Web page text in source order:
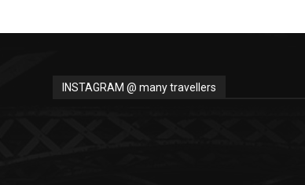
INSTAGRAM @ many travellers